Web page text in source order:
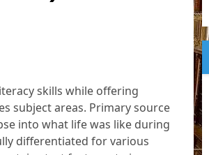
skills while offering
subject areas. Primary source
into what life was like during
differentiated for various